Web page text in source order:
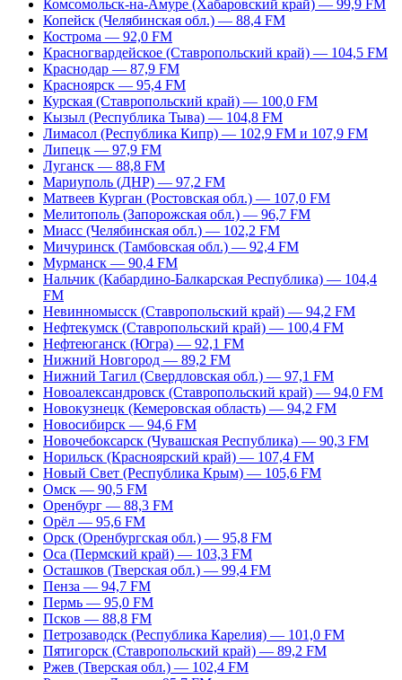
Комсомольск-на-Амуре (Хабаровский край) — 99,9 FM
Копейск (Челябинская обл.) — 88,4 FM
Кострома — 92,0 FM
Красногвардейское (Ставропольский край) — 104,5 FM
Краснодар — 87,9 FM
Красноярск — 95,4 FM
Курская (Ставропольский край) — 100,0 FM
Кызыл (Республика Тыва) — 104,8 FM
Лимасол (Республика Кипр) — 102,9 FM и 107,9 FM
Липецк — 97,9 FM
Луганск — 88,8 FM
Мариуполь (ДНР) — 97,2 FM
Матвеев Курган (Ростовская обл.) — 107,0 FM
Мелитополь (Запорожская обл.) — 96,7 FM
Миасс (Челябинская обл.) — 102,2 FM
Мичуринск (Тамбовская обл.) — 92,4 FM
Мурманск — 90,4 FM
Нальчик (Кабардино-Балкарская Республика) — 104,4
FM
Невинномысск (Ставропольский край) — 94,2 FM
Нефтекумск (Ставропольский край) — 100,4 FM
Нефтеюганск (Югра) — 92,1 FM
Нижний Новгород — 89,2 FM
Нижний Тагил (Свердловская обл.) — 97,1 FM
Новоалександровск (Ставропольский край) — 94,0 FM
Новокузнецк (Кемеровская область) — 94,2 FM
Новосибирск — 94,6 FM
Новочебоксарск (Чувашская Республика) — 90,3 FM
Норильск (Красноярский край) — 107,4 FM
Новый Свет (Республика Крым) — 105,6 FM
Омск — 90,5 FM
Оренбург — 88,3 FM
Орёл — 95,6 FM
Орск (Оренбургская обл.) — 95,8 FM
Оса (Пермский край) — 103,3 FM
Осташков (Тверская обл.) — 99,4 FM
Пенза — 94,7 FM
Пермь — 95,0 FM
Псков — 88,8 FM
Петрозаводск (Республика Карелия) — 101,0 FM
Пятигорск (Ставропольский край) — 89,2 FM
Ржев (Тверская обл.) — 102,4 FM